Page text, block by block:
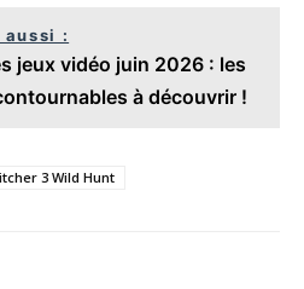
:
jeux vidéo juin 2026 : les
à découvrir !
3 Wild Hunt